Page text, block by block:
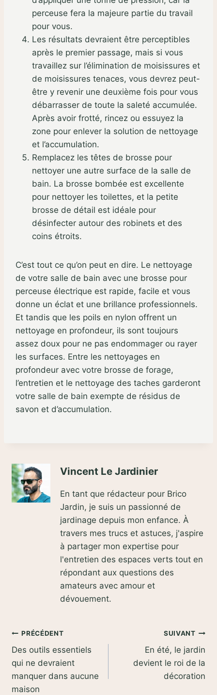
perceuse fera la majeure partie du travail
pour vous.
Les résultats devraient être perceptibles
après le premier passage, mais si vous
travaillez sur l’élimination de moisissures et
de moisissures tenaces, vous devrez peut-
être y revenir une deuxième fois pour vous
débarrasser de toute la saleté accumulée.
Après avoir frotté, rincez ou essuyez la
zone pour enlever la solution de nettoyage
et l’accumulation.
Remplacez les têtes de brosse pour
nettoyer une autre surface de la salle de
bain. La brosse bombée est excellente
pour nettoyer les toilettes, et la petite
brosse de détail est idéale pour
désinfecter autour des robinets et des
coins étroits.
C’est tout ce qu’on peut en dire. Le nettoyage
de votre salle de bain avec une brosse pour
perceuse électrique est rapide, facile et vous
donne un éclat et une brillance professionnels.
Et tandis que les poils en nylon offrent un
nettoyage en profondeur, ils sont toujours
assez doux pour ne pas endommager ou rayer
les surfaces. Entre les nettoyages en
profondeur avec votre brosse de forage,
l’entretien et le nettoyage des taches garderont
votre salle de bain exempte de résidus de
savon et d’accumulation.
Vincent Le Jardinier
En tant que rédacteur pour Brico
Jardin, je suis un passionné de
jardinage depuis mon enfance. À
travers mes trucs et astuces, j'aspire
à partager mon expertise pour
l'entretien des espaces verts tout en
répondant aux questions des
amateurs avec amour et
dévouement.
Navigation
de
l’article
PRÉCÉDENT
Des outils essentiels
qui ne devraient
manquer dans aucune
maison
SUIVANT
En été, le jardin
devient le roi de la
décoration